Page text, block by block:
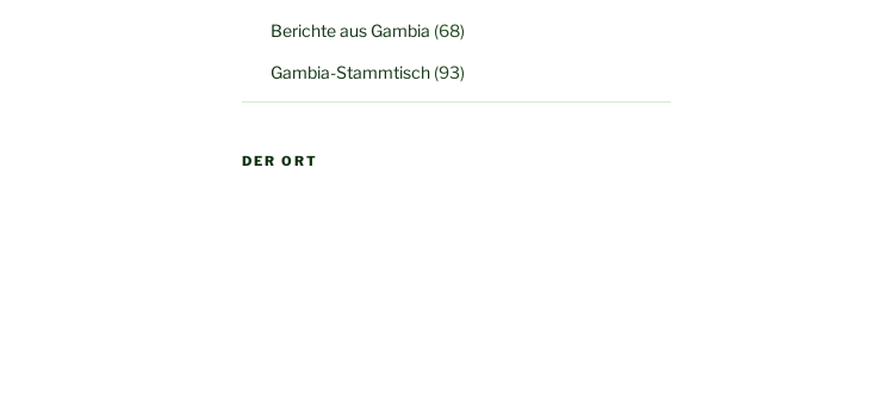
Berichte aus Gambia (68)
Gambia-Stammtisch (93)
DER ORT